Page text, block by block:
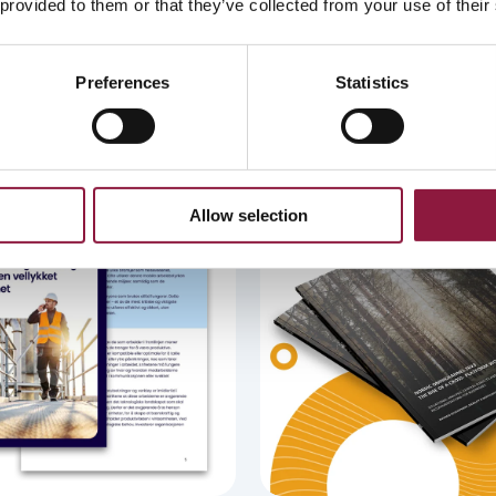
to them or that they’ve collected from your use of
Preferences Statistics
Allow selection
guide som dekker
for registrering, bruk
og hvordan dette vil